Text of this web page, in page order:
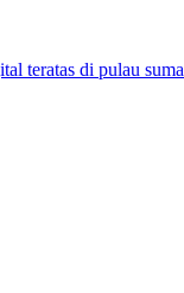
teratas di pulau